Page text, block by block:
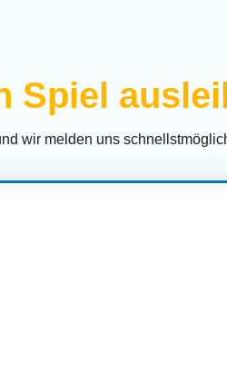
Spiel
wir melden uns